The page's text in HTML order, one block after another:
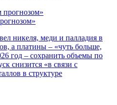
никеля, меди и палладия в
а платины – «чуть больше,
год – сохранить объемы по
снизится «в связи с
в структуре